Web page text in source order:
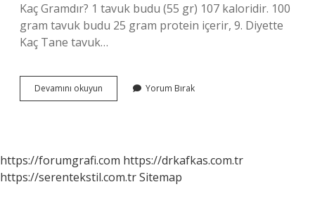
Kaç Gramdır? 1 tavuk budu (55 gr) 107 kaloridir. 100
gram tavuk budu 25 gram protein içerir, 9. Diyette
Kaç Tane tavuk…
Devamını okuyun
Tane
Yorum Bırak
https://forumgrafi.com https://drkafkas.com.tr
https://serentekstil.com.trSitemap